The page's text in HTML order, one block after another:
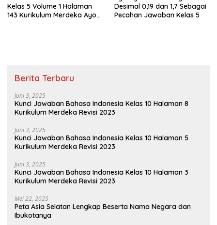
Kelas 5 Volume 1 Halaman
143 Kurikulum Merdeka Ayo
Desimal 0,19 dan 1,7 Sebagai
Pecahan Jawaban Kelas 5
Berita Terbaru
Juni 3, 2025
Kunci Jawaban Bahasa Indonesia Kelas 10 Halaman 8
Kurikulum Merdeka Revisi 2023
Juni 3, 2025
Kunci Jawaban Bahasa Indonesia Kelas 10 Halaman 5
Kurikulum Merdeka Revisi 2023
Juni 3, 2025
Kunci Jawaban Bahasa Indonesia Kelas 10 Halaman 3
Kurikulum Merdeka Revisi 2023
Mei 22, 2025
Peta Asia Selatan Lengkap Beserta Nama Negara dan
Ibukotanya